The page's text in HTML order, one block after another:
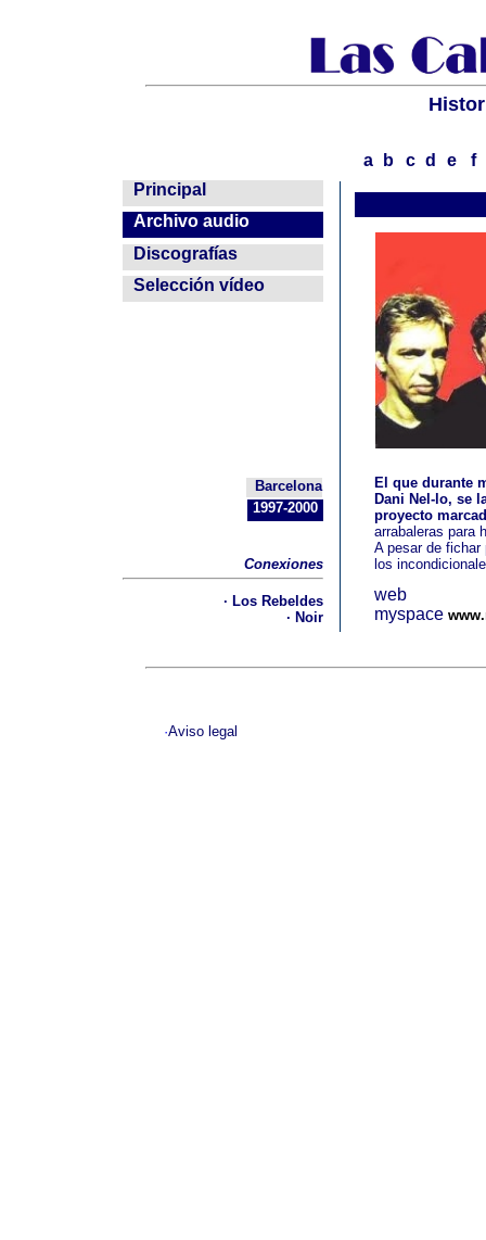
Archivo audio
Discografías
·Aviso legal
Selección vídeo
Principal
El que durante
Dani Nel-lo, se
proyecto
arrabaleras para
A pesar de
los
a b c d e f
web
myspace
1997-2000
Conexiones
· Los Rebeldes
· Noir
Barcelona